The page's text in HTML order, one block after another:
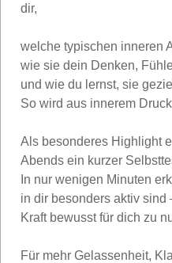
dir,
welche typischen inneren
wie sie dein Denken,
und wie du lernst, sie
So wird aus innerem
Als besonderes Highlight
Abends ein kurzer
In nur wenigen Minuten
in dir besonders aktiv sind
Kraft bewusst für dich zu
Für mehr Gelassenheit,